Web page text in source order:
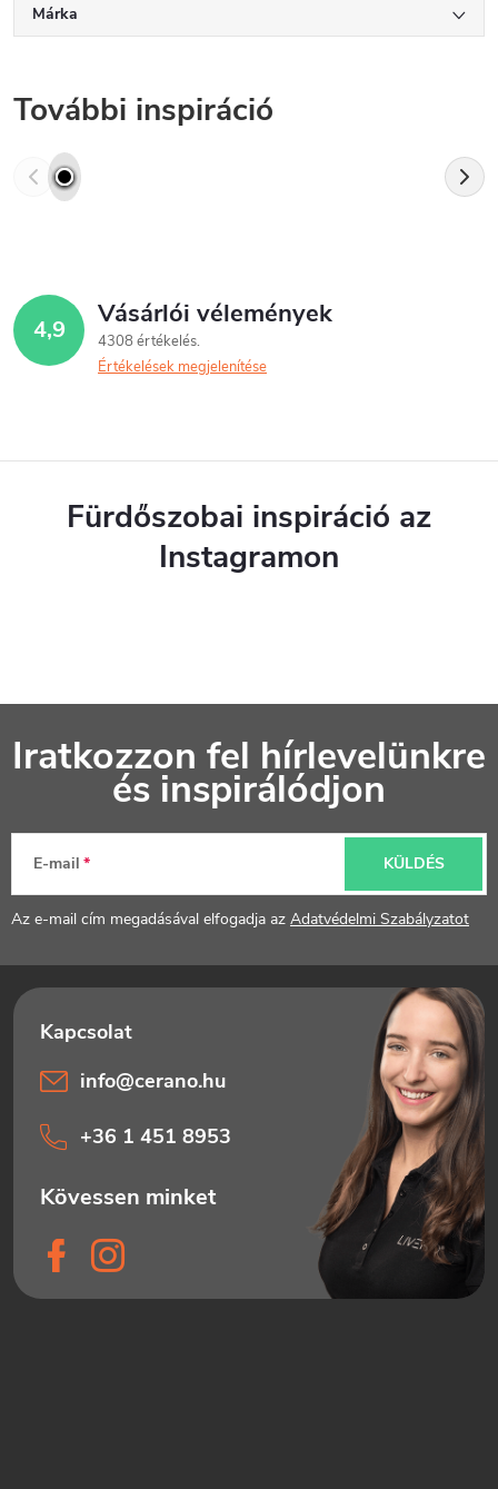
Márka
További inspiráció
4,9 Vásárlói vélemények
4308 értékelés
Értékelések megjelenítése
Fürdőszobai inspiráció az
Instagramon
á
é
Iratkozzon fel hírlevelünkre
és inspirálódjon
E-mail
Az e-mail cím megadásával elfogadja az Adatvédelmi Szabályzatot
KÜLDÉS
info@cerano.hu
+36 1 451 8953